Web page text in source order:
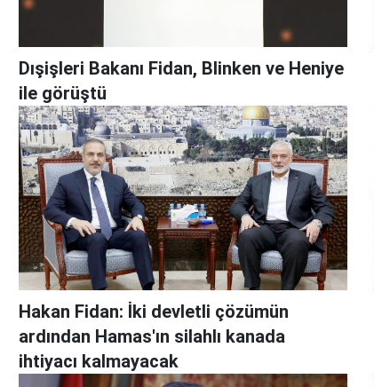
Dışişleri Bakanı Fidan, Blinken ve Heniye
ile görüştü
Hakan Fidan: İki devletli çözümün
ardından Hamas'ın silahlı kanada
ihtiyacı kalmayacak